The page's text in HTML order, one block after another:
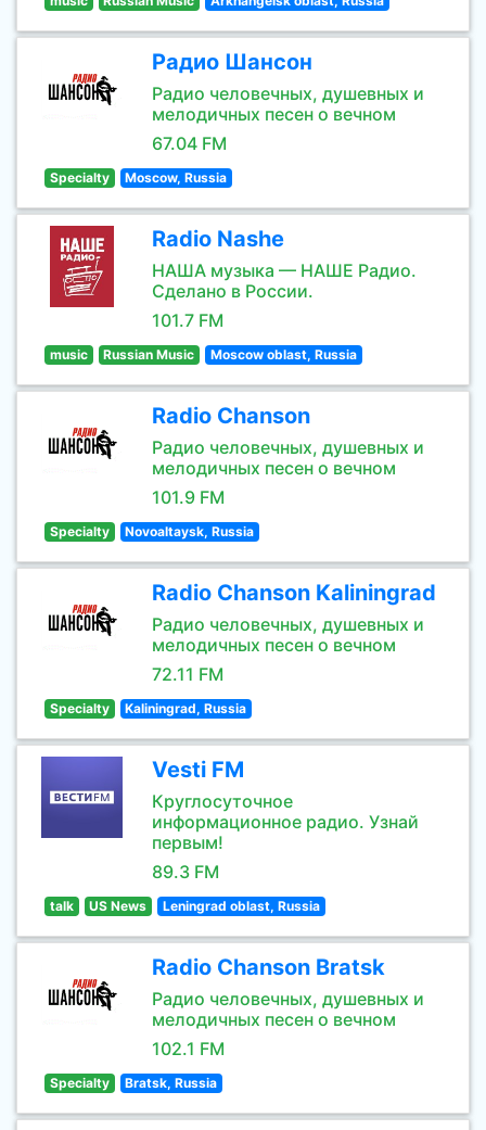
Радио Шансон
Радио человечных, душевных и
мелодичных песен о вечном
67.04 FM
Specialty Moscow, Russia
Radio Nashe
НАША музыка — НАШЕ Радио.
Сделано в России.
101.7 FM
music Russian Music Moscow oblast, Russia
Radio Chanson
Радио человечных, душевных и
мелодичных песен о вечном
101.9 FM
Specialty Novoaltaysk, Russia
Radio Chanson Kaliningrad
Радио человечных, душевных и
мелодичных песен о вечном
72.11 FM
Specialty Kaliningrad, Russia
Vesti FM
Круглосуточное
информационное радио. Узнай
первым!
89.3 FM
talk US News Leningrad oblast, Russia
Radio Chanson Bratsk
Радио человечных, душевных и
мелодичных песен о вечном
102.1 FM
Specialty Bratsk, Russia